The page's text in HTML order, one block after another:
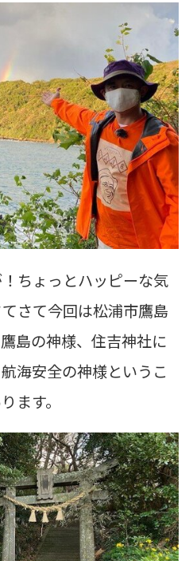
ちょっとハッピーな気
さて今回は松浦市鷹島
島の神様、住吉神社に
海安全の神様というこ
ます。